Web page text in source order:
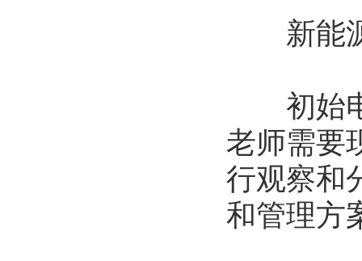
新能源
初始电
老师需要
行观察和
和管理方